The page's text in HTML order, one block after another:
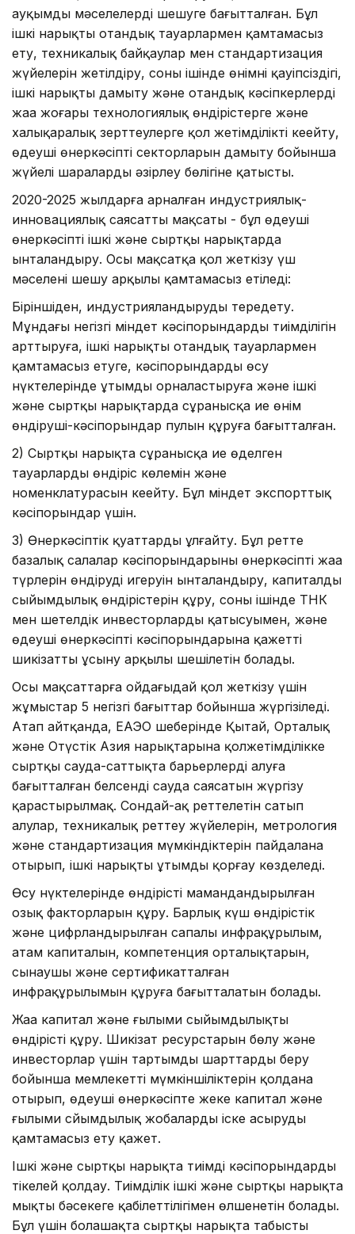
ауқымды мәселелерді шешуге бағытталған. Бұл
ішкі нарықты отандық тауарлармен қамтамасыз
ету, техникалық байқаулар мен стандартизация
жүйелерін жетілдіру, соның ішінде өнімнің қауіпсіздігі,
ішкі нарықты дамыту және отандық кәсіпкерлердің
жаңа жоғары технологиялық өндірістерге және
халықаралық зерттеулерге қол жетімділікті кеңейту,
өңдеуші өнеркәсіптің секторларын дамыту бойынша
жүйелі шараларды әзірлеу бөлігіне қатысты.
2020-2025 жылдарға арналған индустриялық-
инновациялық саясаттың мақсаты - бұл өңдеуші
өнеркәсіпті ішкі және сыртқы нарықтарда
ынталандыру. Осы мақсатқа қол жеткізу үш
мәселені шешу арқылы қамтамасыз етіледі:
Біріншіден, индустрияландыруды тереңдету.
Мұндағы негізгі міндет кәсіпорындардың тиімділігін
арттыруға, ішкі нарықты отандық тауарлармен
қамтамасыз етуге, кәсіпорындарды өсу
нүктелерінде ұтымды орналастыруға және ішкі
және сыртқы нарықтарда сұранысқа ие өнім
өндіруші-кәсіпорындар пулын құруға бағытталған.
2) Сыртқы нарықта сұранысқа ие өңделген
тауарлардың өндіріс көлемін және
номенклатурасын кеңейту. Бұл міндет экспорттық
кәсіпорындар үшін.
3) Өнеркәсіптік қуаттарды ұлғайту. Бұл ретте
базалық салалар кәсіпорындарының өнеркәсіптің жаңа
түрлерін өндіруді игеруін ынталандыру, капиталдың
сыйымдылық өндірістерін құру, соның ішінде ТНК
мен шетелдік инвесторлардың қатысуымен, және
өңдеуші өнеркәсіптің кәсіпорындарына қажетті
шикізатты ұсыну арқылы шешілетін болады.
Осы мақсаттарға ойдағыдай қол жеткізу үшін
жұмыстар 5 негізгі бағыттар бойынша жүргізіледі.
Атап айтқанда, ЕАЭО шеңберінде Қытай, Орталық
және Оңтүстік Азия нарықтарына қолжетімділікке
сыртқы сауда-саттықта барьерлерді алуға
бағытталған белсенді сауда саясатын жүргізу
қарастырылмақ. Сондай-ақ реттелетін сатып
алулар, техникалық реттеу жүйелерін, метрология
және стандартизация мүмкіндіктерін пайдалана
отырып, ішкі нарықты ұтымды қорғау көзделеді.
Өсу нүктелерінде өндірістің мамандандырылған
озық факторларын құру. Барлық күш өндірістік
және цифрландырылған сапалы инфрақұрылым,
атам капиталын, компетенция орталықтарын,
сынаушы және сертификатталған
инфрақұрылымын құруға бағытталатын болады.
Жаңа капитал және ғылыми сыйымдылықты
өндірісті құру. Шикізат ресурстарын бөлу және
инвесторлар үшін тартымды шарттарды беру
бойынша мемлекеттің мүмкіншіліктерін қолдана
отырып, өңдеуші өнеркәсіпте жеке капитал және
ғылыми сйымдылық жобаларды іске асыруды
қамтамасыз ету қажет.
Ішкі және сыртқы нарықта тиімді кәсіпорындарды
тікелей қолдау. Тиімділік ішкі және сыртқы нарықта
мықты бәсекеге қабілеттілігімен өлшенетін болады.
Бұл үшін болашақта сыртқы нарықта табысты